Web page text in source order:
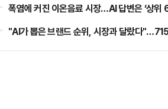
폭염에 커진 이온음료 시장…AI 답변은 ‘상위
"AI가 뽑은 브랜드 순위, 시장과 달랐다